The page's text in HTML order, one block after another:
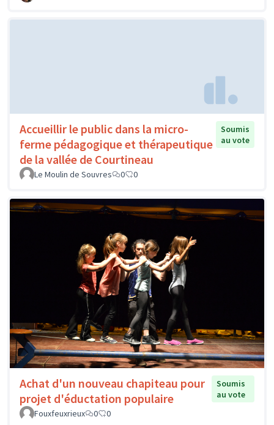
Accueillir le public dans la micro-
ferme pédagogique et thérapeutique
de la vallée de Courtineau
Soumis
au vote
Le Moulin de Souvres 0 0
Achat d'un nouveau chapiteau pour
projet d'éductation populaire
Soumis
au vote
Fouxfeuxrieux
0 0